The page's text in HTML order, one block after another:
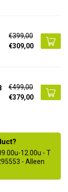
€399,00
€309,00
€499,00
€379,00
12.00u - T
- Alleen